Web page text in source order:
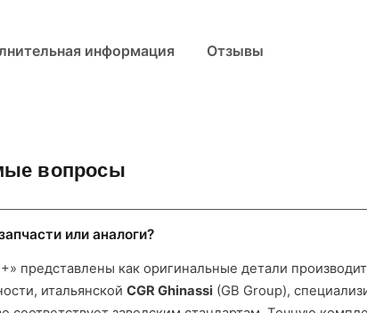
информация Отзывы
вопросы
или аналоги?
представлены как оригинальные детали
итальянской CGR Ghinassi (GB Group),